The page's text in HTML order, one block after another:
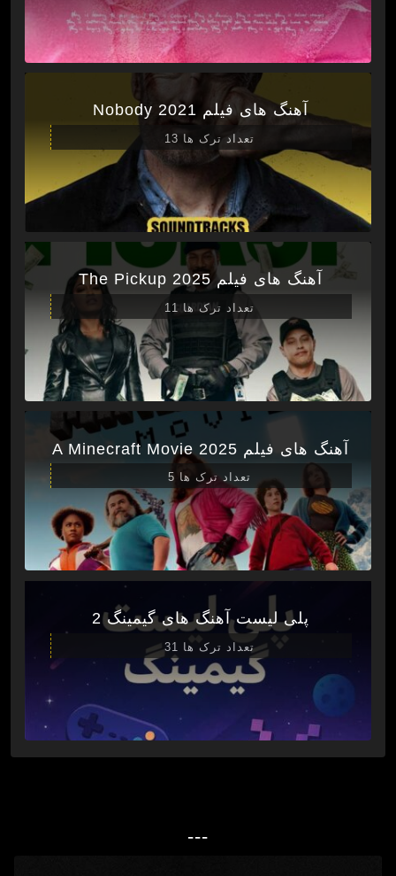
آهنگ های فیلم Nobody 2021
تعداد ترک ها 13
آهنگ های فیلم The Pickup 2025
تعداد ترک ها 11
آهنگ های فیلم A Minecraft Movie 2025
تعداد ترک ها 5
پلی لیست آهنگ های گیمینگ 2
تعداد ترک ها 31
---